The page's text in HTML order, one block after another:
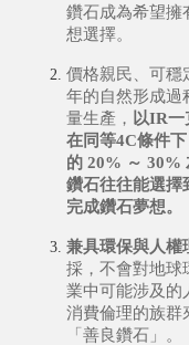
鑽石成為希望擁
想選擇。
價格親民、可穩
年的自然形成過
量生產， 以IR
在同等4C條件下
的 20% ～ 30%
鑽石往往能選擇
完成鑽石夢想。
兼具環保與人權
採，不會對地球
業中可能涉及的
消費倫理的族群
「善良鑽石」。